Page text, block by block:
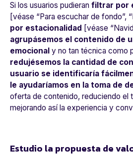
Si los usuarios pudieran filtrar por
[véase “Para escuchar de fondo”,
por estacionalidad [véase
agrupásemos el contenido de
emocional y no tan técnica como
redujésemos la cantidad de
usuario se identificaría
le ayudaríamos en la toma de
oferta de contenido, reduciendo el
mejorando así la experiencia y
Estudio la propuesta de